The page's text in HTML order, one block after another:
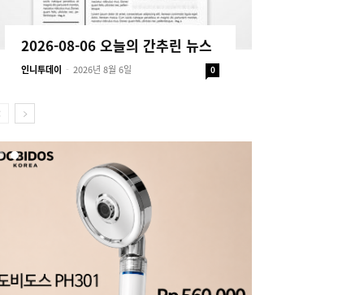
2026-08-06 오늘의 간추린 뉴스
인니투데이 - 2026년 8월 6일 0